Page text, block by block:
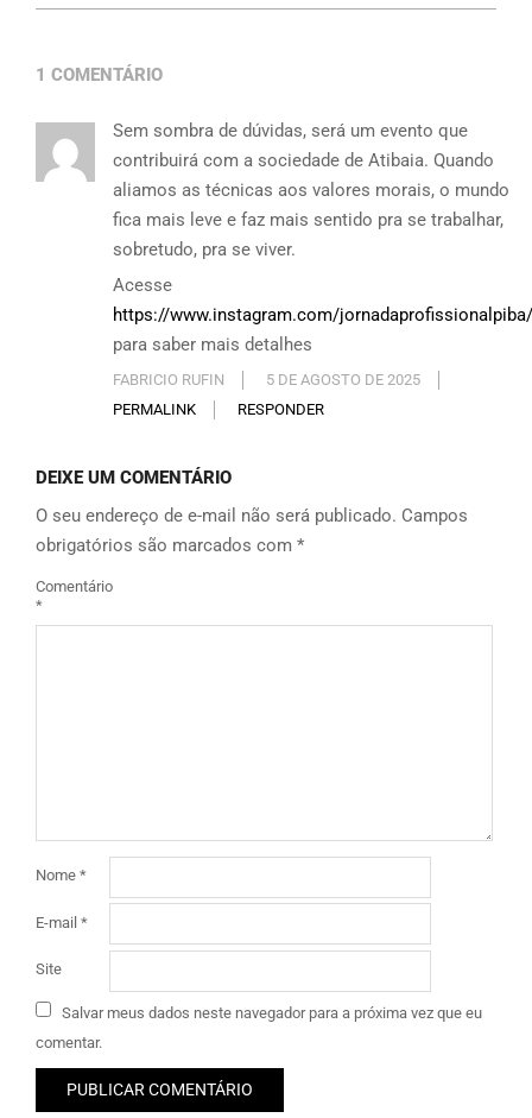
1 COMENTÁRIO
Sem sombra de dúvidas, será um evento que
contribuirá com a sociedade de Atibaia. Quando
aliamos as técnicas aos valores morais, o mundo
fica mais leve e faz mais sentido pra se trabalhar,
sobretudo, pra se viver.
Acesse
https://www.instagram.com/jornadaprofissionalpiba/
para saber mais detalhes
FABRICIO RUFIN
5 DE AGOSTO DE 2025
PERMALINK
RESPONDER
DEIXE UM COMENTÁRIO
O seu endereço de e-mail não será publicado. Campos
obrigatórios são marcados com *
Comentário
*
Nome *
E-mail *
Site
Salvar meus dados neste navegador para a próxima vez que eu
comentar.